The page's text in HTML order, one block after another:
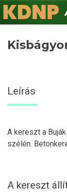
Ugrás
a
Keresés
KDNP
A
Leírás
A kereszt a
szélén.
A kereszt